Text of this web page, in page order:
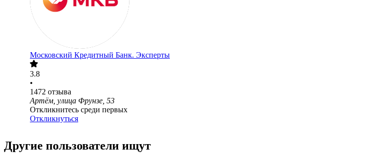
Московский Кредитный Банк. Эксперты
3.8
•
1472 отзыва
Артём, улица Фрунзе, 53
Откликнитесь среди первых
Откликнуться
Другие пользователи ищут